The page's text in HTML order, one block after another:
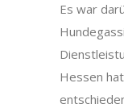
Es war
Hessen